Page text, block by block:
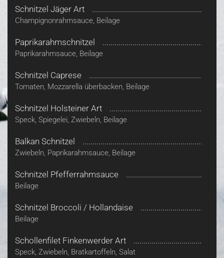
Schnitzel Jäger Art
Champignonrahmsauce, Beilage
Paprikarahmschnitzel
Paprikarahmsauce, Beilage
Schnitzel Caprese
Tomaten, Mozzarella überbacken, Beilage
Schnitzel Holsteiner Art
Speck, Spiegelei, Zwiebeln, Beilage
Balkan Schnitzel
Zwiebeln, Paprikarahmsauce, Beilage
Schnitzel Pfefferrahmsauce
Beilage
Schnitzel Broccoli / Hollandaise
Beilage
Schollenfilet Finkenwerder Art
Speck, Zwiebeln, Bratkartoffeln, Salat